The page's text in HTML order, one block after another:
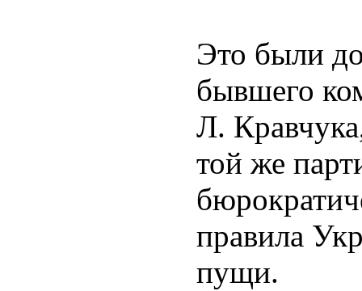
Это были
бывшего
Л.
той же
правила
пущи.